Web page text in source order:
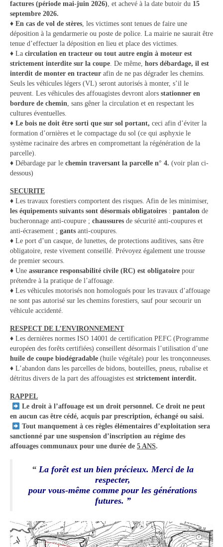
factures (période mai-juin 2026), et achevé à la date butoir du 15
septembre 2026.
♦ En cas de vol de stères, les victimes sont tenues de faire une
déposition à la gendarmerie ou poste de police. La mairie ne saurait être
tenue d’effectuer la déposition en lieu et place des victimes.
♦ La circulation en tracteur ou tout autre engin à moteur est
strictement interdite sur la coupe. De même, hors débardage, il est
interdit de monter en tracteur afin de ne pas dégrader les chemins.
Seuls les véhicules légers (VL) seront autorisés à monter, s’il le
peuvent. Les véhicules des affouagistes devront alors stationner en
bordure de chemin, sans gêner la circulation et en respectant les
cultures éventuelles.
♦ Le bois ne doit être sorti que sur sol portant, ceci afin d’éviter la
formation d’ornières et le compactage du sol (ce qui asphyxie le
système racinaire des arbres en compromettant la régénération de la
parcelle).
♦ Débardage par le chemin traversant la parcelle n° 4. (voir plan ci-
dessous)
SECURITE
♦ Les travaux forestiers comportent des risques. Afin de les minimiser,
les équipements suivants sont désormais obligatoires : pantalon de
bucheronnage anti-coupure ; chaussures de sécurité anti-coupures et
anti-écrasement ; gants anti-coupures.
♦ Le port d’un casque, de lunettes, de protections auditives, sans être
obligatoire, reste vivement conseillé. Prévoyez également une trousse
de premier secours.
♦ Une assurance responsabilité civile (RC) est obligatoire pour
prétendre à la pratique de l’affouage.
♦ Les véhicules motorisés non homologués pour les travaux d’affouage
ne sont pas autorisé sur les chemins forestiers, sauf pour secourir un
véhicule accidenté.
RESPECT DE L’ENVIRONNEMENT
♦ Les dernières normes ISO 14001 de certification PEFC (Programme
européen des forêts certifiées) conseillent désormais l’utilisation d’une
huile de coupe biodégradable (huile végétale) pour les tronçonneuses.
♦ L’abandon dans les parcelles de bidons, bouteilles, pneus, rubalise et
détritus divers de la part des affouagistes est strictement interdit.
RAPPEL
Le droit à l’affouage est un droit personnel. Ce droit ne peut
en aucun cas être cédé, acquis par prescription, échangé ou saisi.
Tout manquement à ces règles élémentaires d’exploitation sera
sanctionné par une suspension d’inscription au régime des
affouages communaux pour une durée de 5 ANS.
“ La forêt est un bien précieux. Merci de la
respecter,
pour vous-même comme pour les générations
futures. ”